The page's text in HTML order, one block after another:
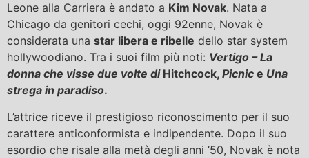
Leone alla Carriera è andato a Kim Novak. Nata a
Chicago da genitori cechi, oggi 92enne, Novak è
considerata una star libera e ribelle dello star system
hollywoodiano. Tra i suoi film più noti: Vertigo – La
donna che visse due volte diHitchcock, Picnic e Una
strega in paradiso.
L’attrice riceve il prestigioso riconoscimento per il suo
carattere anticonformista e indipendente. Dopo il suo
esordio che risale alla metà degli anni ’50, Novak è nota